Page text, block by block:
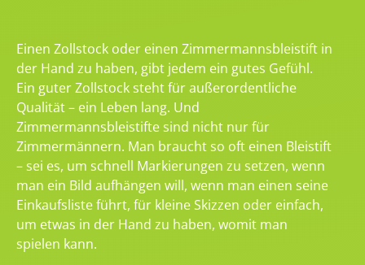
Einen Zollstock oder einen Zimmermannsbleistift in
der Hand zu haben, gibt jedem ein gutes Gefühl.
Ein guter Zollstock steht für außerordentliche
Qualität – ein Leben lang. Und
Zimmermannsbleistifte sind nicht nur für
Zimmermännern. Man braucht so oft einen Bleistift
– sei es, um schnell Markierungen zu setzen, wenn
man ein Bild aufhängen will, wenn man einen seine
Einkaufsliste führt, für kleine Skizzen oder einfach,
um etwas in der Hand zu haben, womit man
spielen kann.